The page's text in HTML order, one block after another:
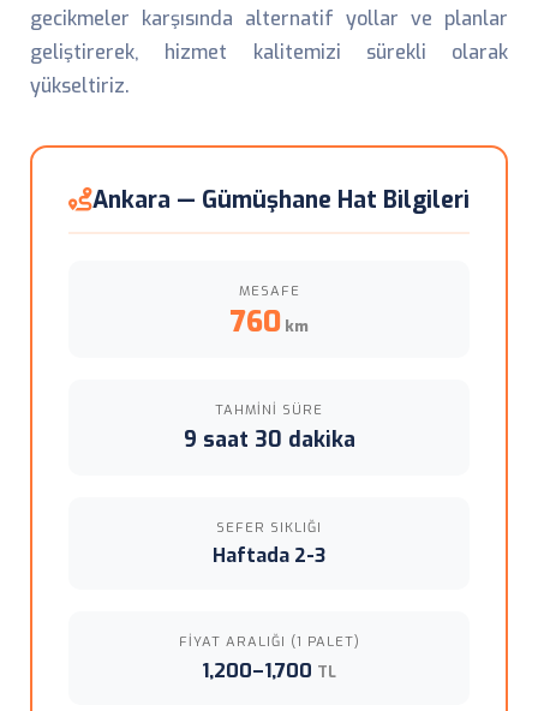
gecikmeler karşısında alternatif yollar ve planlar
geliştirerek, hizmet kalitemizi sürekli olarak
yükseltiriz.
Ankara — Gümüşhane Hat Bilgileri
MESAFE
760 km
TAHMINI SÜRE
9 saat 30 dakika
SEFER SIKLIĞI
Haftada 2-3
FIYAT ARALIĞI (1 PALET)
1,200–1,700 TL